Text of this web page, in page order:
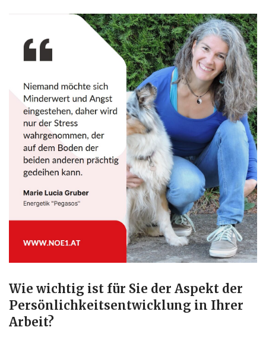
Wie wichtig ist für Sie der Aspekt der
Persönlichkeitsentwicklung in Ihrer
Arbeit?